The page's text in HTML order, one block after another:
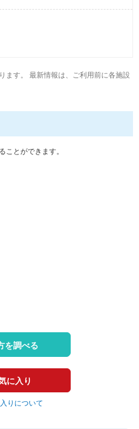
ます。 最新情報は、ご利用前に各施設
ことができます。
に入り
りについて
を調べる